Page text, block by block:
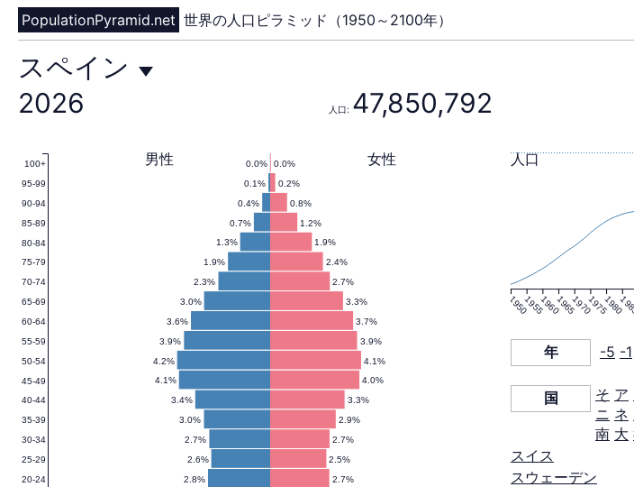
PopulationPyramid.net 世界の人口ピラミッド（1950～2100年）
ス
ペ
イ
ン
の
人
スペイン
2026
人口: 47,850,792
2.7%
2.8%
2.5%
2.6%
2.7%
2.7%
2.9%
3.0%
3.3%
3.4%
4.0%
4.1%
4.1%
4.2%
3.9%
3.9%
3.7%
3.6%
3.3%
3.0%
2.7%
2.3%
2.4%
1.9%
1.9%
1.3%
1.2%
0.7%
0.8%
0.4%
0.2%
0.1%
0.0%
0.0% 女性
男性
20-24
25-29
30-34
35-39
40-44
45-49
50-54
55-59
60-64
65-69
70-74
75-79
80-84
85-89
90-94
95-99
100+
1950195519601965197019751980
人口
年 -5 -1
国 そ ア
ニ ネ
南 大
スイス
スウェーデン